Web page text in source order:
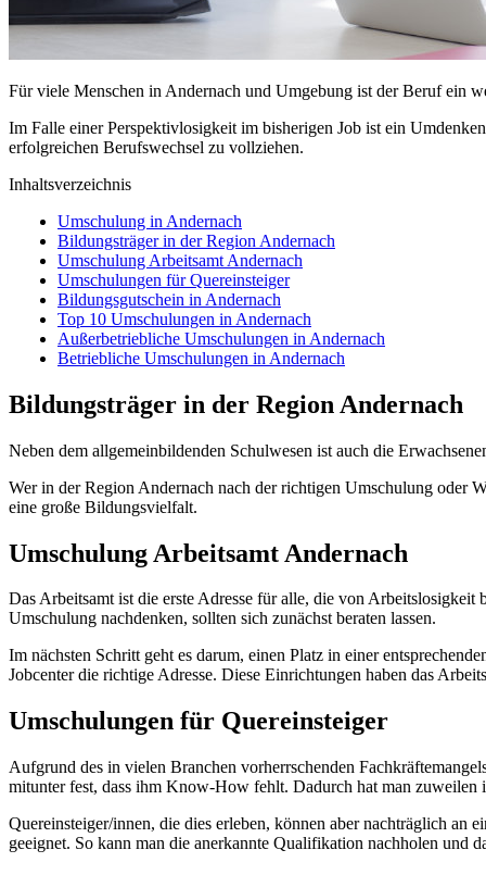
Für viele Menschen in Andernach und Umgebung ist der Beruf ein
Im Falle einer Perspektivlosigkeit im bisherigen Job ist ein
erfolgreichen Berufswechsel zu vollziehen.
Inhaltsverzeichnis
Umschulung in Andernach
Bildungsträger in der Region Andernach
Umschulung Arbeitsamt Andernach
Umschulungen für Quereinsteiger
Bildungsgutschein in Andernach
Top 10 Umschulungen in Andernach
Außerbetriebliche Umschulungen in Andernach
Betriebliche Umschulungen in Andernach
Bildungsträger in der Region Andernach
Neben dem allgemeinbildenden Schulwesen ist auch die
Wer in der Region Andernach nach der richtigen Umschulung oder
eine große Bildungsvielfalt.
Umschulung Arbeitsamt Andernach
Das Arbeitsamt ist die erste Adresse für alle, die von
Umschulung nachdenken, sollten sich zunächst beraten lassen.
Im nächsten Schritt geht es darum, einen Platz in einer
Jobcenter die richtige Adresse. Diese Einrichtungen haben das
Umschulungen für Quereinsteiger
Aufgrund des in vielen Branchen vorherrschenden
mitunter fest, dass ihm Know-How fehlt. Dadurch hat man
Quereinsteiger/innen, die dies erleben, können aber nachträglich an
geeignet. So kann man die anerkannte Qualifikation nachholen und